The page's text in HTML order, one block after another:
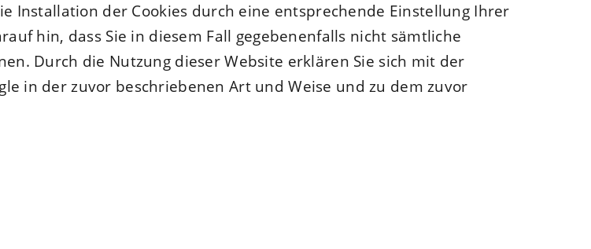
Installation der Cookies durch eine entsprechende Einstellung Ihrer
hin, dass Sie in diesem Fall gegebenenfalls nicht sämtliche
Durch die Nutzung dieser Website erklären Sie sich mit der
in der zuvor beschriebenen Art und Weise und zu dem zuvor